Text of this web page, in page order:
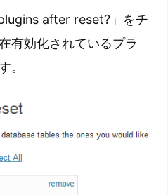
after reset?」をチ
有効化されているプラ
。